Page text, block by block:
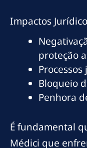
Impactos
proteção
Bloqueio
Penhora
É fundamental
Médici que